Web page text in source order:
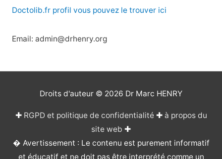
Doctolib.fr profil vous pouvez le trouver ici
Email: admin@drhenry.org
Droits d'auteur © 2026 Dr Marc HENRY
✚ RGPD et politique de confidentialité✚ à propos du
site web ✚
� Avertissement : Le contenu est purement informatif
et éducatif et ne doit pas être interprété comme un